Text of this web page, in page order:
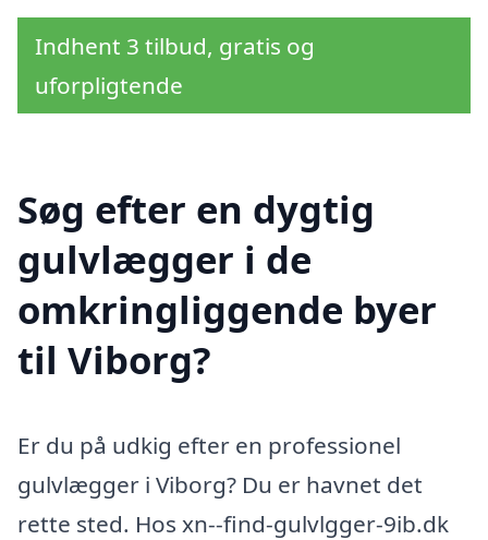
Indhent 3 tilbud, gratis og
uforpligtende
Søg efter en dygtig
gulvlægger i de
omkringliggende byer
til Viborg?
Er du på udkig efter en professionel
gulvlægger i Viborg? Du er havnet det
rette sted. Hos xn--find-gulvlgger-9ib.dk